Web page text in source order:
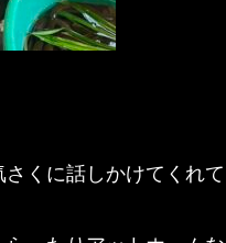
くに話しかけてくれ